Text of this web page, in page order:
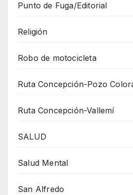
Punto de Fuga/Editorial
Religión
Robo de motocicleta
Ruta Concepción-Pozo
Ruta Concepción-Vallemí
SALUD
Salud Mental
San Alfredo